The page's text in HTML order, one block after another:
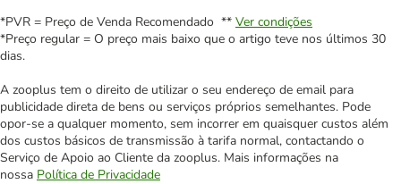
*PVR = Preço de Venda Recomendado ** Ver condições
*Preço regular = O preço mais baixo que o artigo teve nos últimos 30
dias.
A zooplus tem o direito de utilizar o seu endereço de email para
publicidade direta de bens ou serviços próprios semelhantes. Pode
opor-se a qualquer momento, sem incorrer em quaisquer custos além
dos custos básicos de transmissão à tarifa normal, contactando o
Serviço de Apoio ao Cliente da zooplus. Mais informações na
nossa Política de Privacidade